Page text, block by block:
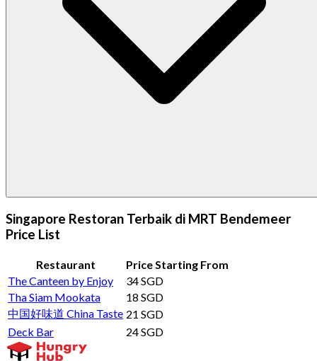
Singapore Restoran Terbaik di MRT Bendemeer
Price List
Restaurant
Price Starting From
The Canteen by Enjoy
34 SGD
Tha Siam Mookata
18 SGD
中国好味道 China Taste 21 SGD
Deck Bar
24 SGD